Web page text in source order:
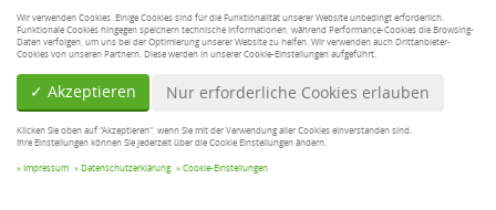
Gegebenenfalls können nach der Aktivierung eines
YouTube-Videos weitere Datenverarbeitungsvorgänge
ausgelöst werden, auf die wir keinen Einfluss haben.
Die Nutzung von YouTube erfolgt im Interesse einer
ansprechenden Darstellung unserer Online-
Angebote. Dies stellt ein berechtigtes Interesse im
entsprechende Einwilligung abgefragt wurde, erfolgt
Wir verwenden Cookies. Einige Cookies sind für die Funktionalität unserer Website unbedingt erforderlich.
Funktionale Cookies hingegen speichern technische Informationen, während Performance-Cookies die Browsing-
Daten verfolgen, um uns bei der Optimierung unserer Website zu helfen. Wir verwenden auch Drittanbieter-
Cookies von unseren Partnern. Diese werden in unserer Cookie-Einstellungen aufgeführt.
✓ Akzeptieren Nur erforderliche Cookies erlauben
Klicken Sie oben auf "Akzeptieren", wenn Sie mit der Verwendung aller Cookies einverstanden sind.
Ihre Einstellungen können Sie jederzeit über die Cookie Einstellungen ändern.
Impressum Datenschutzerklärung Cookie-Einstellungen